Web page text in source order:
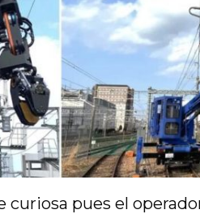
curiosa pues el